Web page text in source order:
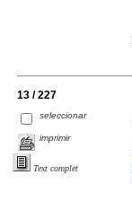
13 / 227
seleccionar
imprimir
Text complet